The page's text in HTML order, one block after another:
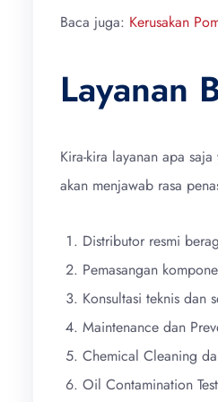
Baca juga: Kerusakan
Layanan
Kira-kira layanan apa
akan menjawab rasa
Distributor resmi
Pemasangan
Konsultasi teknis dan
Maintenance dan
Chemical Cleaning
Oil Contamination